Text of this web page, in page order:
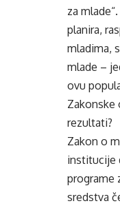
za
planira,
mladima,
mlade –
ovu
Zakonske
rezultati?
Zakon o
institucije
programe
sredstva